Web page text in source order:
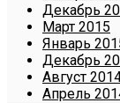
Декабрь
Март 2015
Январь
Декабрь
Август
Апрель